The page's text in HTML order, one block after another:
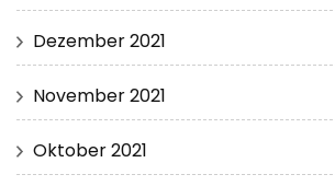
Dezember 2021
November 2021
Oktober 2021